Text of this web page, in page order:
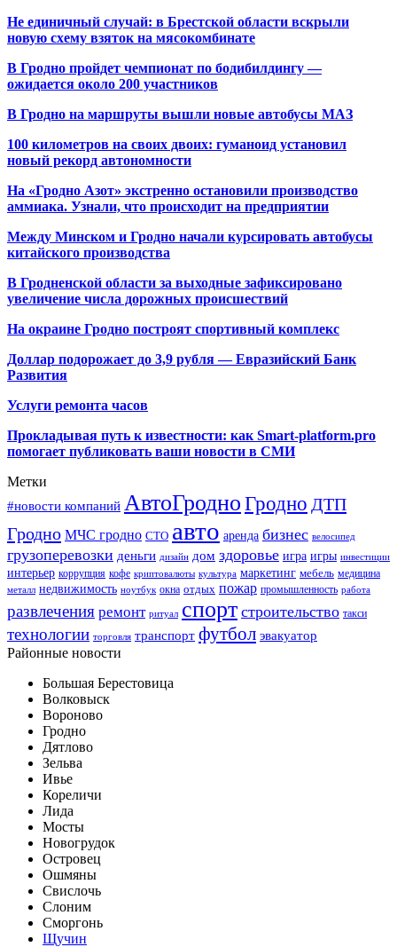
Не единичный случай: в Брестской области вскрыли
новую схему взяток на мясокомбинате
В Гродно пройдет чемпионат по бодибилдингу —
ожидается около 200 участников
В Гродно на маршруты вышли новые автобусы МАЗ
100 километров на своих двоих: гуманоид установил
новый рекорд автономности
На «Гродно Азот» экстренно остановили производство
аммиака. Узнали, что происходит на предприятии
Между Минском и Гродно начали курсировать автобусы
китайского производства
В Гродненской области за выходные зафиксировано
увеличение числа дорожных происшествий
На окраине Гродно построят спортивный комплекс
Доллар подорожает до 3,9 рубля — Евразийский Банк
Развития
Услуги ремонта часов
Прокладывая путь к известности: как Smart-platform.pro
помогает публиковать ваши новости в СМИ
Метки
#новости компаний АвтоГродноГродно ДТП
Гродно МЧС гродно СТО авто аренда бизнес велосипед
грузоперевозки деньги дизайн дом здоровье игра игры инвестиции
интерьер коррупция кофе криптовалюты культура маркетинг мебель медицина
металл недвижимость ноутбук окна отдых пожар промышленность работа
развлечения ремонт ритуал спорт строительство такси
технологии торговля транспорт футбол эвакуатор
Районные новости
Большая Берестовица
Волковыск
Вороново
Гродно
Дятлово
Зельва
Ивье
Кореличи
Лида
Мосты
Новогрудок
Островец
Ошмяны
Свислочь
Слоним
Сморгонь
Щучин